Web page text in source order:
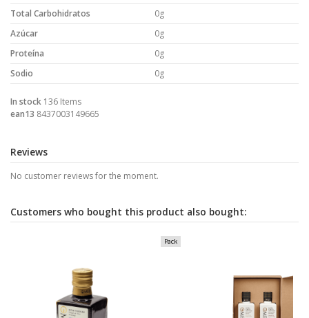
Total Carbohidratos
0g
Azúcar
0g
Proteína
0g
Sodio
0g
In stock 136 Items
ean13 8437003149665
Reviews
No customer reviews for the moment.
Customers who bought this product also bought:
Pack